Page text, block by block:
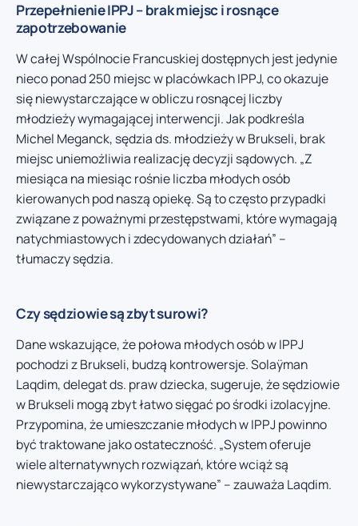
Przepełnienie IPPJ – brak miejsc i rosnące
zapotrzebowanie
W całej Wspólnocie Francuskiej dostępnych jest jedynie
nieco ponad 250 miejsc w placówkach IPPJ, co okazuje
się niewystarczające w obliczu rosnącej liczby
młodzieży wymagającej interwencji. Jak podkreśla
Michel Meganck, sędzia ds. młodzieży w Brukseli, brak
miejsc uniemożliwia realizację decyzji sądowych. „Z
miesiąca na miesiąc rośnie liczba młodych osób
kierowanych pod naszą opiekę. Są to często przypadki
związane z poważnymi przestępstwami, które wymagają
natychmiastowych i zdecydowanych działań” –
tłumaczy sędzia.
Czy sędziowie są zbyt surowi?
Dane wskazujące, że połowa młodych osób w IPPJ
pochodzi z Brukseli, budzą kontrowersje. Solaÿman
Laqdim, delegat ds. praw dziecka, sugeruje, że sędziowie
w Brukseli mogą zbyt łatwo sięgać po środki izolacyjne.
Przypomina, że umieszczanie młodych w IPPJ powinno
być traktowane jako ostateczność. „System oferuje
wiele alternatywnych rozwiązań, które wciąż są
niewystarczająco wykorzystywane” – zauważa Laqdim.